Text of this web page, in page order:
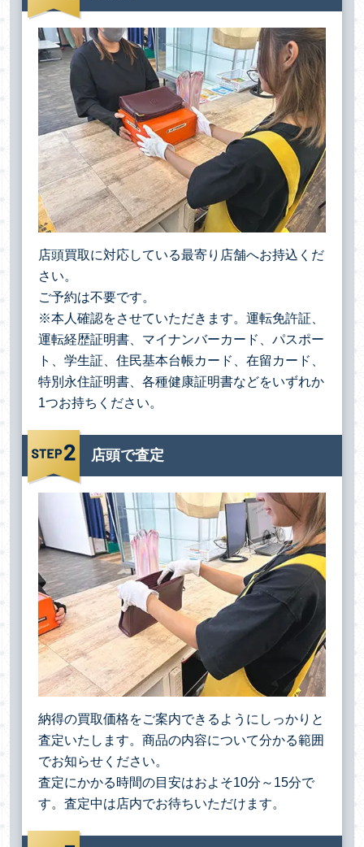
店頭買取に対応している最寄り店舗へお持込くだ
さい。
ご予約は不要です。
※本人確認をさせていただきます。運転免許証、
運転経歴証明書、マイナンバーカード、パスポー
ト、学生証、住民基本台帳カード、在留カード、
特別永住証明書、各種健康証明書などをいずれか
1つお持ちください。
店頭で査定
納得の買取価格をご案内できるようにしっかりと
査定いたします。商品の内容について分かる範囲
でお知らせください。
査定にかかる時間の目安はおよそ10分～15分で
す。査定中は店内でお待ちいただけます。